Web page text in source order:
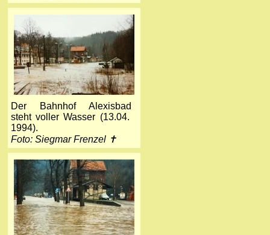
Der Bahnhof Alexisbad
steht voller Wasser (13.04.
1994).
Foto: Siegmar Frenzel ✝